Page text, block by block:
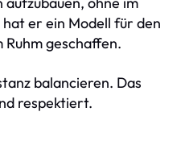
er ein Modell für den
geschaffen.
balancieren. Das
respektiert.